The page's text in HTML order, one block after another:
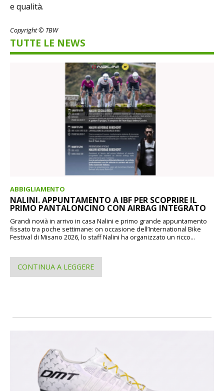
e qualità.
Copyright © TBW
TUTTE LE NEWS
ABBIGLIAMENTO
NALINI. APPUNTAMENTO A IBF PER SCOPRIRE IL
PRIMO PANTALONCINO CON AIRBAG INTEGRATO
Grandi novià in arrivo in casa Nalini e primo grande appuntamento
fissato tra poche settimane: on occasione dell’International Bike
Festival di Misano 2026, lo staff Nalini ha organizzato un ricco...
CONTINUA A LEGGERE